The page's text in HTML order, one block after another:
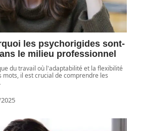
les psychorigides sont-
le milieu professionnel
du travail où l'adaptabilité et la flexibilité
mots, il est crucial de comprendre les